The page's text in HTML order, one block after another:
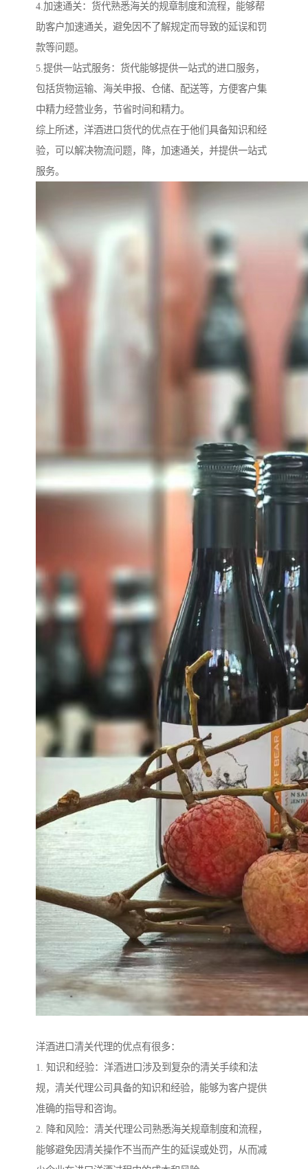
4.加速通关：货代熟悉海关的规章制度和流程，能够帮
助客户加速通关，避免因不了解规定而导致的延误和罚
款等问题。
5.提供一站式服务：货代能够提供一站式的进口服务，
包括货物运输、海关申报、仓储、配送等，方便客户集
中精力经营业务，节省时间和精力。
综上所述，洋酒进口货代的优点在于他们具备知识和经
验，可以解决物流问题，降，加速通关，并提供一站式
服务。
洋酒进口清关代理的优点有很多：
1. 知识和经验：洋酒进口涉及到复杂的清关手续和法
规，清关代理公司具备的知识和经验，能够为客户提供
准确的指导和咨询。
2. 降和风险：清关代理公司熟悉海关规章制度和流程，
能够避免因清关操作不当而产生的延误或处罚，从而减